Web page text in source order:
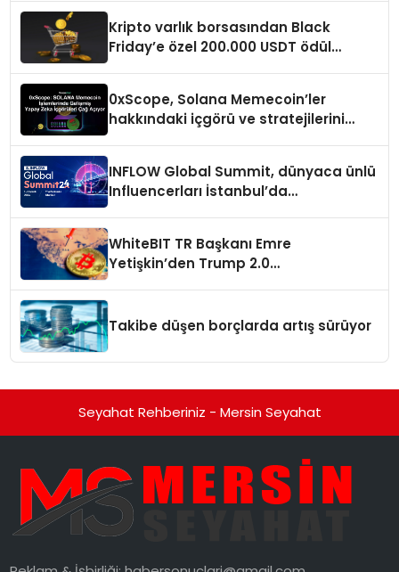
Kripto varlık borsasından Black
Friday’e özel 200.000 USDT ödül
0xScope, Solana Memecoin’ler
hakkındaki içgörü ve stratejilerini
INFLOW Global Summit, dünyaca ünlü
Influencerları İstanbul’da
WhiteBIT TR Başkanı Emre
Yetişkin’den Trump 2.0
Takibe düşen borçlarda artış sürüyor
Seyahat Rehberiniz - Mersin Seyahat